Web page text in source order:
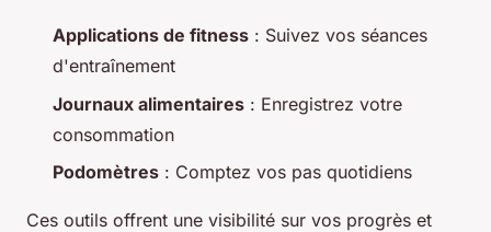
Applications de fitness : Suivez vos séances
d'entraînement
Journaux alimentaires : Enregistrez votre
consommation
Podomètres : Comptez vos pas quotidiens
Ces outils offrent une visibilité sur vos progrès et